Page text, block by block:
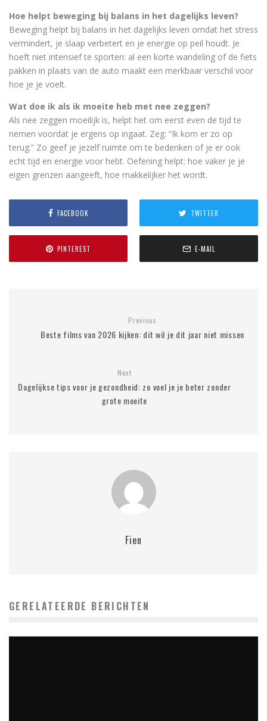
Hoe helpt beweging bij balans in het dagelijks leven?
Beweging helpt bij balans in het dagelijks leven omdat het stress
vermindert, je slaap verbetert en je energie op peil houdt. Je
hoeft niet intensief te sporten: al een korte wandeling of de fiets
pakken in plaats van de auto maakt een merkbaar verschil voor
hoe je je voelt.
Wat doe ik als ik moeite heb met nee zeggen?
Als nee zeggen moeilijk is, helpt het om eerst even de tijd te
nemen voordat je ergens op ingaat. Zeg: “Ik kom er zo op
terug.” Zo geef je jezelf ruimte om te bedenken of je er ook
echt tijd en energie voor hebt. Oefening helpt: hoe vaker je je
eigen grenzen aangeeft, hoe makkelijker het wordt.
FACEBOOK TWITTER
PINTEREST E-MAIL
Previous
Beste films van 2026 kijken: dit wil je dit jaar niet missen
Next
Dagelijkse tips voor je gezondheid: zo voel je je beter zonder
grote moeite
Fien
GERELATEERDE BERICHTEN